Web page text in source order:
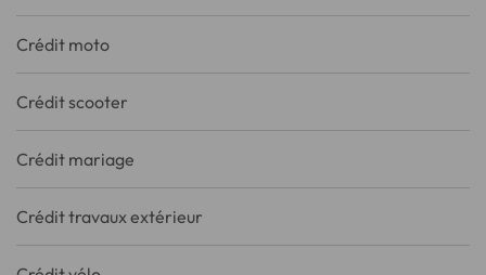
Crédit moto
Crédit scooter
Crédit mariage
Crédit travaux extérieur